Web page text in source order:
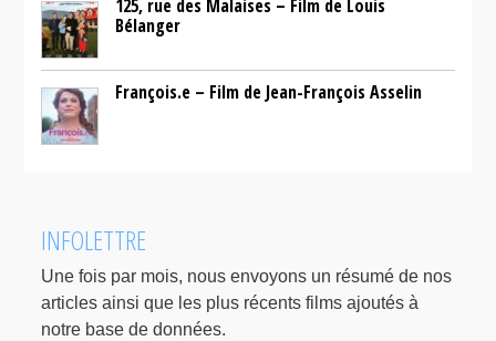
125, rue des Malaises – Film de Louis
Bélanger
François.e – Film de Jean-François Asselin
INFOLETTRE
Une fois par mois, nous envoyons un résumé de nos
articles ainsi que les plus récents films ajoutés à
notre base de données.